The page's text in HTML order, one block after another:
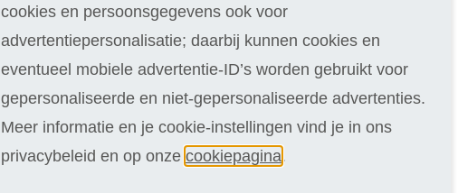
cookies en persoonsgegevens ook voor
advertentiepersonalisatie; daarbij kunnen cookies en
eventueel mobiele advertentie-ID’s worden gebruikt voor
gepersonaliseerde en niet-gepersonaliseerde advertenties.
Meer informatie en je cookie-instellingen vind je in ons
privacybeleid en op onze cookiepagina .